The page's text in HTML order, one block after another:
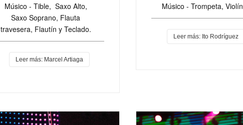
Músico - Tible, Saxo Alto,
Saxo Soprano, Flauta
travesera, Flautín y Teclado.
Leer más: Marcel Artiaga
Músico - Trompeta, Violín
Leer más: Ito Rodríguez